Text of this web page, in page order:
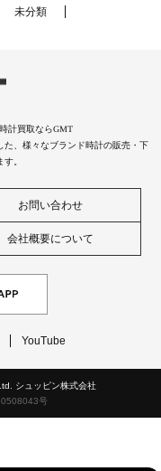
未分類
計買取ならGMT
た、様々なブランド時計の販売・下
。
お問い合わせ
会社概要について
YouTube
シュッピン株式会社
号